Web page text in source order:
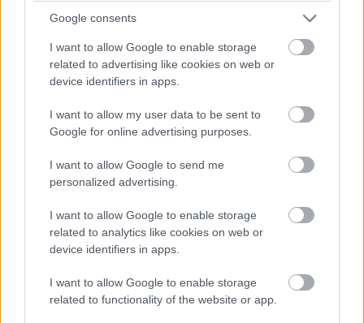
Google consents
I want to allow Google to enable storage
related to advertising like cookies on web or
device identifiers in apps.
I want to allow my user data to be sent to
Google for online advertising purposes.
I want to allow Google to send me
personalized advertising.
I want to allow Google to enable storage
related to analytics like cookies on web or
device identifiers in apps.
I want to allow Google to enable storage
related to functionality of the website or app.